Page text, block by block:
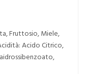
Fruttosio, Miele,
Acido Citrico,